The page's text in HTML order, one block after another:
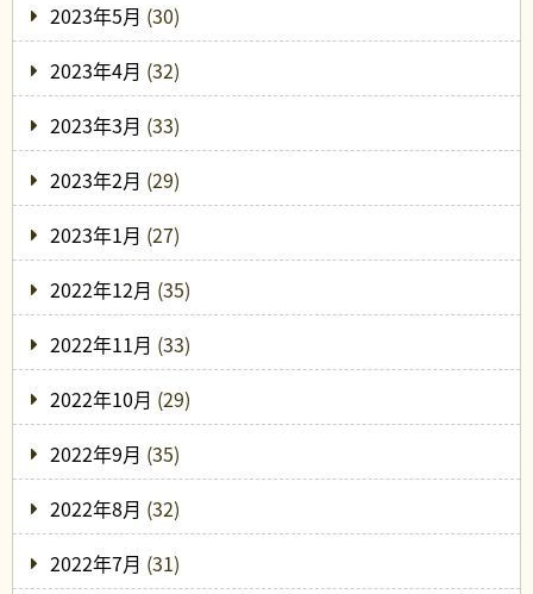
2023年5月 (30)
2023年4月 (32)
2023年3月 (33)
2023年2月 (29)
2023年1月 (27)
2022年12月 (35)
2022年11月 (33)
2022年10月 (29)
2022年9月 (35)
2022年8月 (32)
2022年7月 (31)